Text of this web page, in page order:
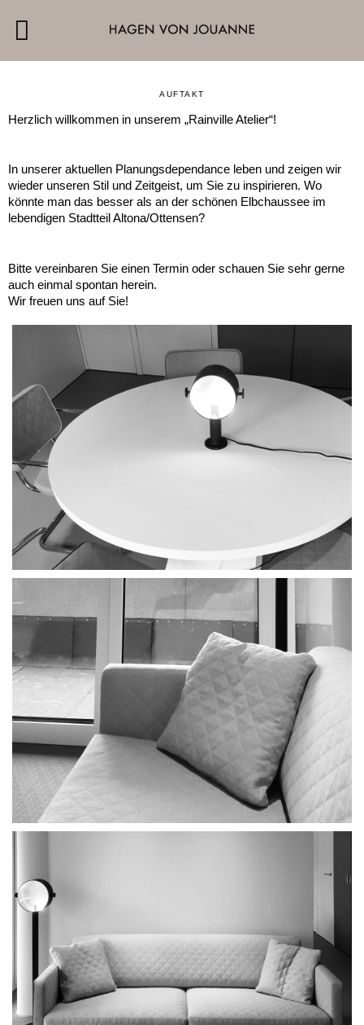
AUFTAKT
Herzlich willkommen in unserem „Rainville Atelier“!
In unserer aktuellen Planungsdependance leben und zeigen wir
wieder unseren Stil und Zeitgeist, um Sie zu inspirieren. Wo
könnte man das besser als an der schönen Elbchaussee im
lebendigen Stadtteil Altona/Ottensen?
Bitte vereinbaren Sie einen Termin oder schauen Sie sehr gerne
auch einmal spontan herein.
Wir freuen uns auf Sie!